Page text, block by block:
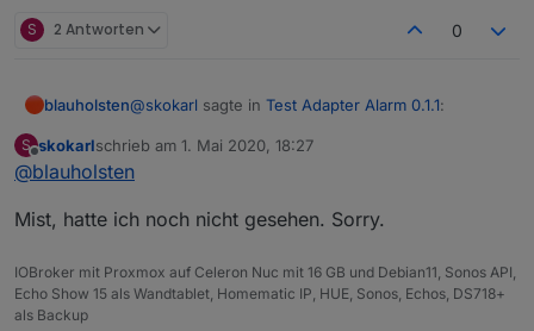
S 2 Antworten 0
blauholsten@skokarl sagte in Test Adapter Alarm 0.1.1:
Gegenteil, ist erwünscht. Allerdings
kann ich nicht versprechen, alles
Gibt es doch schon....
S
Offline
skokarlschrieb am 1. Mai 2020, 18:27
zuletzt editiert von
@blauholsten
Mist, hatte ich noch nicht gesehen. Sorry.
IOBroker mit Proxmox auf Celeron Nuc mit 16 GB und Debian11, Sonos API,
Echo Show 15 als Wandtablet, Homematic IP, HUE, Sonos, Echos, DS718+
als Backup